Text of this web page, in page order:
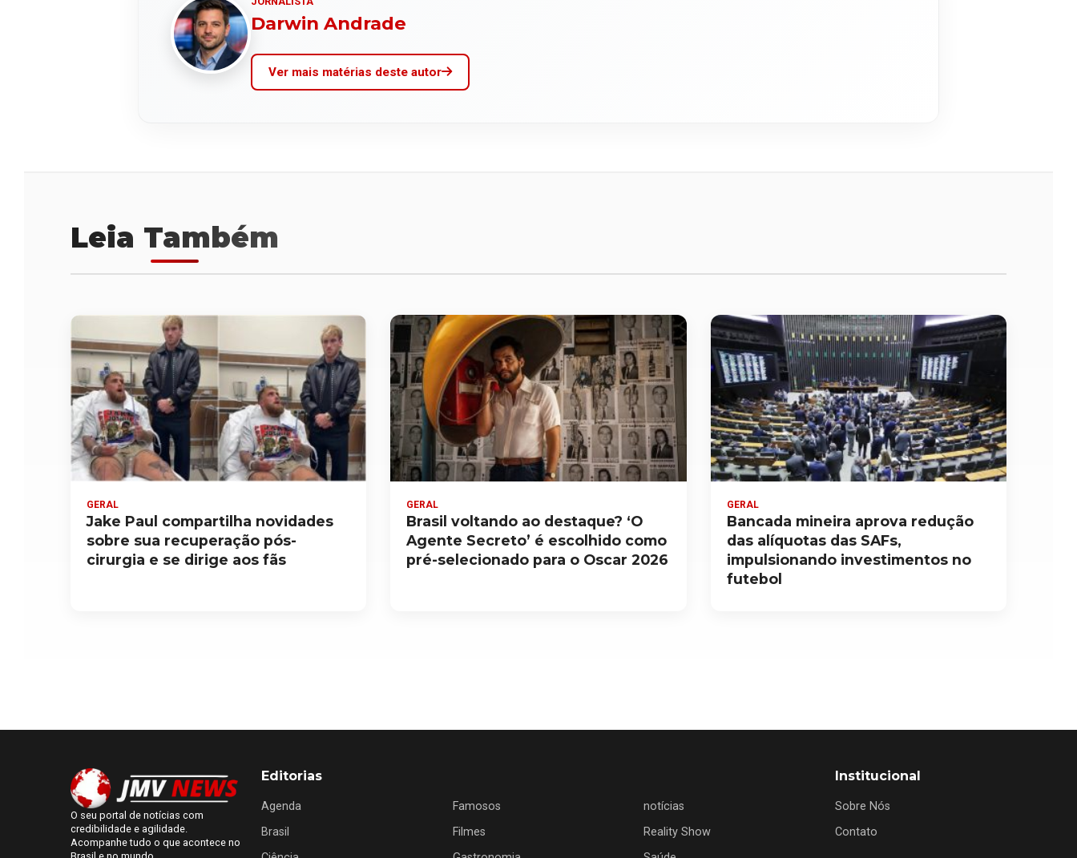
Darwin Andrade
Ver mais matérias deste autor
Leia Também
GERAL
Jake Paul compartilha novidades
sobre sua recuperação pós-
cirurgia e se dirige aos fãs
GERAL
Brasil voltando ao destaque? ‘O
Agente Secreto’ é escolhido como
pré-selecionado para o Oscar 2026
GERAL
Bancada mineira aprova redução
das alíquotas das SAFs,
impulsionando investimentos no
futebol
O seu portal de notícias com
credibilidade e agilidade.
Acompanhe tudo o que acontece no
Editorias
Agenda
Brasil
Famosos
Filmes
notícias
Reality Show
Institucional
Sobre Nós
Contato